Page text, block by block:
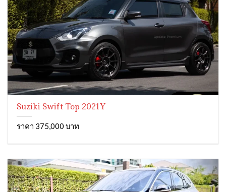
Suziki Swift Top 2021Y
ราคา 375,000 บาท